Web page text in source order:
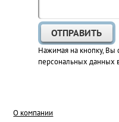
Нажимая на кнопку, Вы
персональных данных
О компании